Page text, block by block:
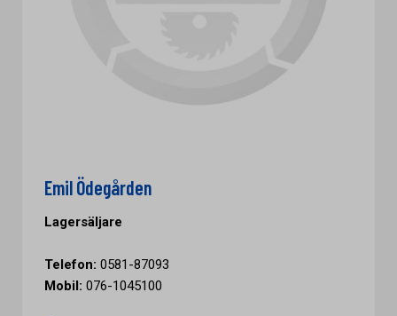
Emil Ödegården
Lagersäljare
Telefon: 0581-87093
Mobil: 076-1045100